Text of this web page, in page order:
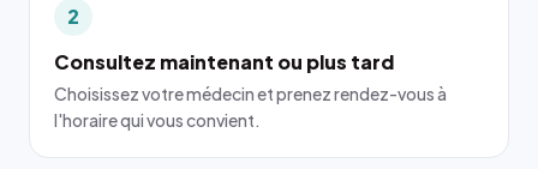
2
Consultez maintenant ou plus tard
Choisissez votre médecin et prenez rendez-vous à
l'horaire qui vous convient.